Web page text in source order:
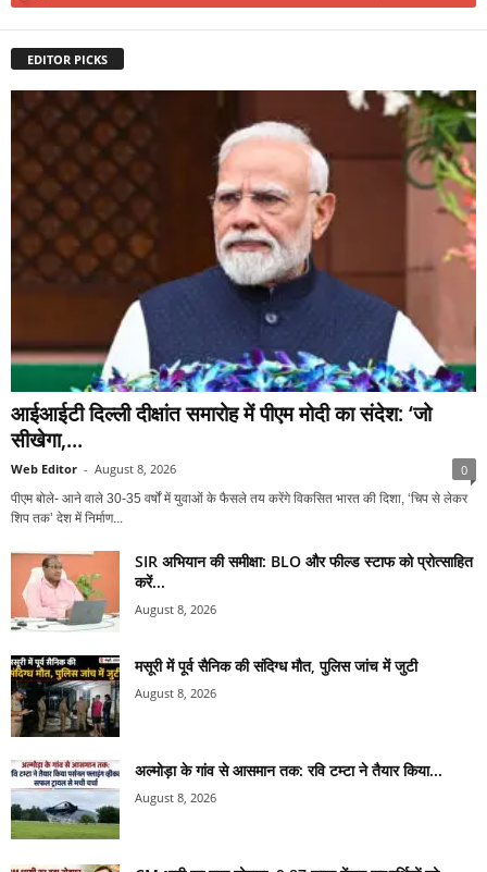
EDITOR PICKS
आईआईटी दिल्ली दीक्षांत समारोह में पीएम मोदी का संदेश: ‘जो
सीखेगा,...
Web Editor - August 8, 2026 0
पीएम बोले- आने वाले 30-35 वर्षों में युवाओं के फैसले तय करेंगे विकसित भारत की दिशा, ‘चिप से लेकर
शिप तक’ देश में निर्माण...
SIR अभियान की समीक्षा: BLO और फील्ड स्टाफ को प्रोत्साहित
करें...
August 8, 2026
मसूरी में पूर्व सैनिक की संदिग्ध मौत, पुलिस जांच में जुटी
August 8, 2026
अल्मोड़ा के गांव से आसमान तक: रवि टम्टा ने तैयार किया...
August 8, 2026